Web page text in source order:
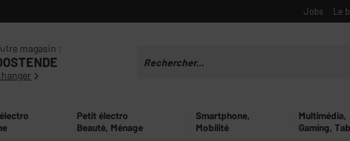
Jobs Le
magasin :
Petit électro
Beauté, Ménage
Smartphone,
Mobilité
Multimédia,
Gaming,